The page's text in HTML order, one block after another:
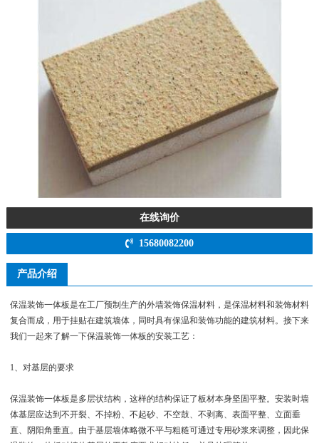
在线询价
15680082200
产品介绍
保温装饰一体板是在工厂预制生产的外墙装饰保温材料，是保温材料和装饰材料
复合而成，用于挂贴在建筑墙体，同时具有保温和装饰功能的建筑材料。接下来
我们一起来了解一下保温装饰一体板的安装工艺：
1、对基层的要求
保温装饰一体板是多层状结构，这样的结构保证了板材本身坚固平整。安装时墙
体基层应达到不开裂、不掉粉、不起砂、不空鼓、不剥离、表面平整、立面垂
直、阴阳角垂直。由于基层墙体略微不平与粗糙可通过专用砂浆来调整，因此保